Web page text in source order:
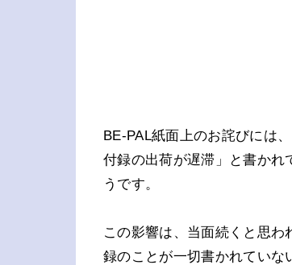
BE-PAL紙面上のお詫びには
付録の出荷が遅滞」と書かれ
うです。
この影響は、当面続くと思
録のことが一切書かれていな